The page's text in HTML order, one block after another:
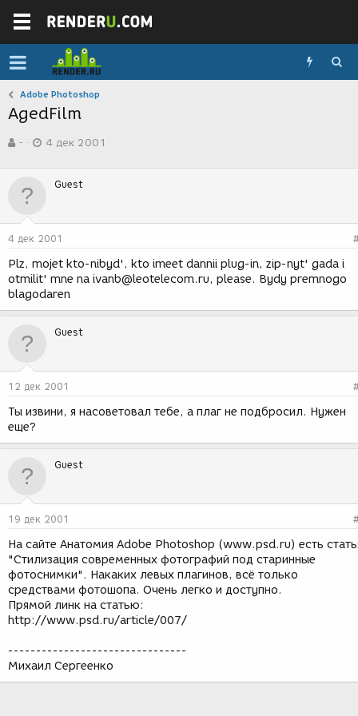
Adobe Photoshop
AgedFilm
в
р
-
а
д
н
и
я
4 дек 2001
Guest
4 дек 2001
Plz, mojet kto-nibyd', kto imeet dannii plug-in, zip-nyt' gada i
otmilit' mne na ivanb@leotelecom.ru, please. Bydy premnogo
blagodaren
Guest
12 дек 2001
Ты извини, я насоветовал тебе, а плаг не подбросил. Нужен
еще?
Guest
19 дек 2001
На сайте Анатомия Adobe Photoshop (www.psd.ru) есть
"Стилизация современных фотографий под старинные
фотоснимки". Накаких левых плагинов, всё только
средствами фотошопа. Очень легко и доступно.
Прямой линк на статью:
http://www.psd.ru/article/007/
--------------------------------
Михаил Сергеенко